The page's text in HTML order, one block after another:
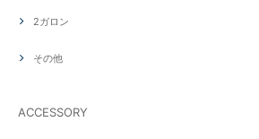
2ガロン
その他
ACCESSORY